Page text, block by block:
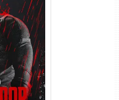
2ª
WEB-DL